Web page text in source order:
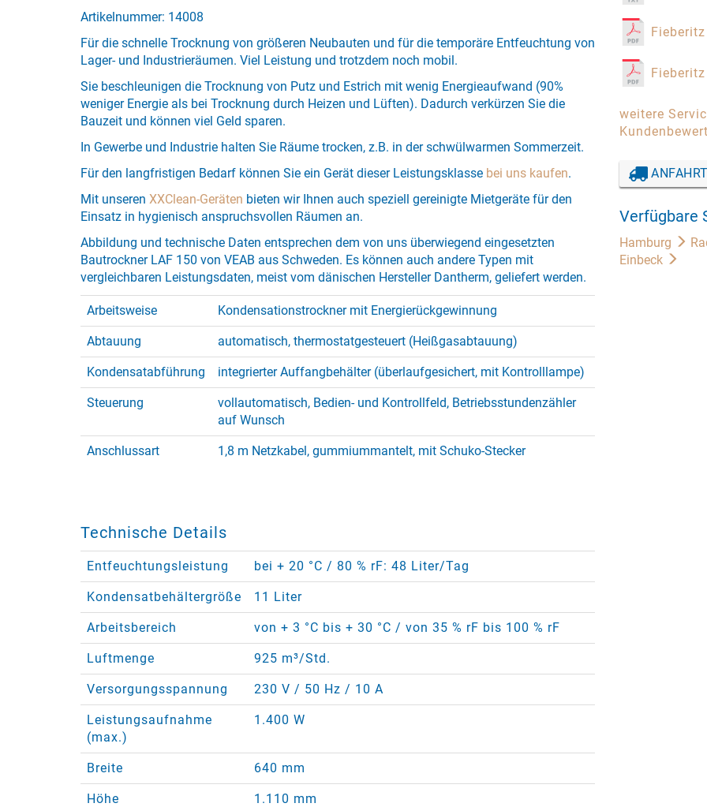
Artikelnummer: 14008
Für die schnelle Trocknung von größeren Neubauten und für die temporäre Entfeuchtung von
Lager- und Industrieräumen. Viel Leistung und trotzdem noch mobil.
Sie beschleunigen die Trocknung von Putz und Estrich mit wenig Energieaufwand (90%
weniger Energie als bei Trocknung durch Heizen und Lüften). Dadurch verkürzen Sie die
Bauzeit und können viel Geld sparen.
In Gewerbe und Industrie halten Sie Räume trocken, z.B. in der schwülwarmen Sommerzeit.
Für den langfristigen Bedarf können Sie ein Gerät dieser Leistungsklasse bei uns kaufen.
Mit unseren XXClean-Geräten bieten wir Ihnen auch speziell gereinigte Mietgeräte für den
Einsatz in hygienisch anspruchsvollen Räumen an.
Abbildung und technische Daten entsprechen dem von uns überwiegend eingesetzten
Bautrockner LAF 150 von VEAB aus Schweden. Es können auch andere Typen mit
vergleichbaren Leistungsdaten, meist vom dänischen Hersteller Dantherm, geliefert werden.
Arbeitsweise Kondensationstrockner mit Energierückgewinnung
Abtauung automatisch, thermostatgesteuert (Heißgasabtauung)
Kondensatabführung integrierter Auffangbehälter (überlaufgesichert, mit Kontrolllampe)
Steuerung
vollautomatisch, Bedien- und Kontrollfeld, Betriebsstundenzähler
auf Wunsch
Anschlussart 1,8 m Netzkabel, gummiummantelt, mit Schuko-Stecker
Technische Details
Entfeuchtungsleistung bei + 20 °C / 80 % rF: 48 Liter/Tag
Kondensatbehältergröße 11 Liter
Arbeitsbereich von + 3 °C bis + 30 °C / von 35 % rF bis 100 % rF
Luftmenge 925 m³/Std.
Versorgungsspannung 230 V / 50 Hz / 10 A
Leistungsaufnahme
(max.)
1.400 W
Breite 640 mm
Höhe 1.110 mm
weitere
Verfügbare
Hamburg
Einbeck